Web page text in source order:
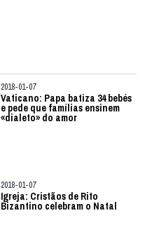
2018-01-07
Vaticano: Papa batiza 34 bebés
e pede que famílias ensinem
«dialeto» do amor
2018-01-07
Igreja: Cristãos de Rito
Bizantino celebram o Natal